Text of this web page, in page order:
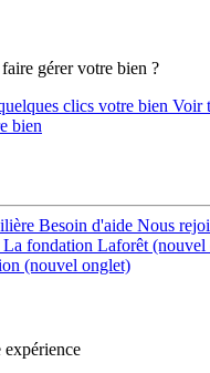
gérer votre bien ?
clics votre bien Voir
bien
Besoin d'aide Nous
La fondation Laforêt (nouvel
(nouvel onglet)